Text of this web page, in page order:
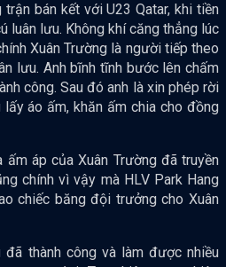
bán kết với U23 Qatar, khi tiền
luân lưu. Không khí căng thẳng lúc
Xuân Trường là người tiếp theo
lưu. Anh bĩnh tĩnh bước lên chấm
công. Sau đó anh là xin phép rời
áo ấm, khăn ấm chia cho đồng
ấm áp của Xuân Trường đã truyền
chính vì vậy mà HLV Park Hang
chiếc băng đội trưởng cho Xuân
đã thành công và làm được nhiều